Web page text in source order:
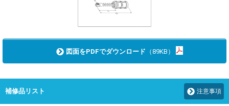
図面をPDFでダウンロード （89KB）
補修品リスト 注意事項